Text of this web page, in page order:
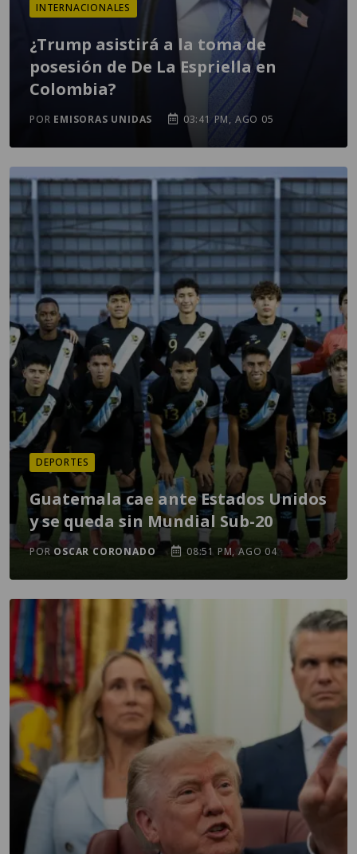
INTERNACIONALES
¿Trump asistirá a la toma de
posesión de De La Espriella en
Colombia?
POR EMISORAS UNIDAS 03:41 PM, AGO 05
DEPORTES
Guatemala cae ante Estados Unidos
y se queda sin Mundial Sub-20
POR OSCAR CORONADO 08:51 PM, AGO 04